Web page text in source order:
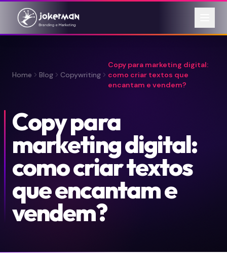
Home Blog Copywriting
Copy para marketing digital:
como criar textos que
encantam e vendem?
Copy para
marketing digital:
como criar textos
que encantam e
vendem?